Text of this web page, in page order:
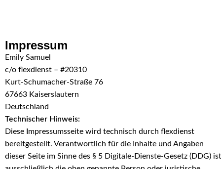
Impressum
Emily Samuel
c/o flexdienst – #20310
Kurt-Schumacher-Straße 76
67663 Kaiserslautern
Deutschland
Technischer Hinweis:
Diese Impressumsseite wird technisch durch flexdienst
bereitgestellt. Verantwortlich für die Inhalte und Angaben
dieser Seite im Sinne des § 5 Digitale-Dienste-Gesetz (DDG) ist